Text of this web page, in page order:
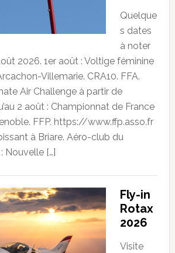
Quelque
s dates
à noter
2026. 1er août : Voltige féminine
Villemarie. CRA10. FFA.
Air Challenge à partir de
2 août : Championnat de France
FFP. https://www.ffp.asso.fr
à Briare. Aéro-club du
Nouvelle […]
Fly-in
Rotax
2026
Visite